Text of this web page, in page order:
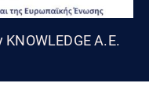
A.E.